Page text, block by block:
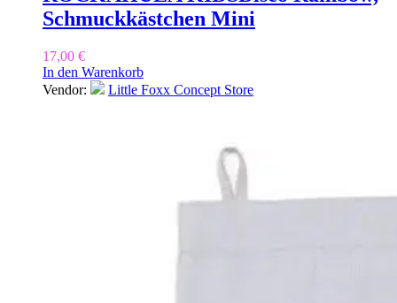
Schmuckkästchen Mini
17,00 €
In den Warenkorb
Vendor:
Little Foxx Concept Store